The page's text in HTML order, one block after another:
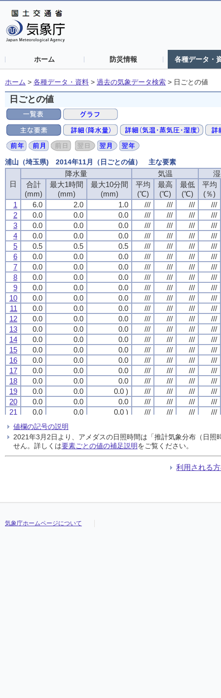
ホーム 防災情報 各種データ・
ホーム > 各種データ・資料 > 過去の気象データ検索 > 日ごとの値
日ごとの値
浦山（埼玉県) 2014年11月（日ごとの値） 主な要素
日
降水量 気温
合計
(mm)
最大1時間
(mm)
最大10分間
(mm)
平均
(℃)
最高
(℃)
最低
(℃)
平均
(％)
1
6.0 2.0 1.0 /// /// ///
///
2
0.0 0.0 0.0 /// /// ///
///
3
0.0 0.0 0.0 /// /// ///
///
4
0.0 0.0 0.0 /// /// ///
///
5
0.5 0.5 0.5 /// /// ///
///
6
0.0 0.0 0.0 /// /// ///
///
7
0.0 0.0 0.0 /// /// ///
///
8
0.0 0.0 0.0 /// /// ///
///
9
0.0 0.0 0.0 /// /// ///
///
10
0.0 0.0 0.0 /// /// ///
///
11
0.0 0.0 0.0 /// /// ///
///
12
0.0 0.0 0.0 /// /// ///
///
13
0.0 0.0 0.0 /// /// ///
///
14
0.0 0.0 0.0 /// /// ///
///
15
0.0 0.0 0.0 /// /// ///
///
16
0.0 0.0 0.0 /// /// ///
///
17
0.0 0.0 0.0 /// /// ///
///
18
0.0 0.0 0.0 /// /// ///
///
19
0.0 0.0 0.0 ) /// /// ///
///
20
0.0 0.0 0.0 /// /// ///
///
21
0.0 0.0 0.0 ) /// /// ///
///
22
0.0
23
0.0 0.0 0.0 /// /// ///
///
24
0.0 0.0 0.0 /// /// ///
///
///
///
30
0.5 0.5 0.5 /// /// /// ///
日
降水量 気温
合計
(mm)
最大1時間
(mm)
最大10分間
(mm)
平均
(℃)
最高
(℃)
最低
(℃)
平均
(％)
1
6.0 2.0 1.0 /// /// ///
///
2
0.0 0.0 0.0 /// /// ///
///
3
0.0 0.0 0.0 /// /// ///
///
4
0.0 0.0 0.0 /// /// ///
///
5
0.5 0.5 0.5 /// /// ///
///
6
0.0 0.0 0.0 /// /// ///
///
7
0.0 0.0 0.0 /// /// ///
///
8
0.0 0.0 0.0 /// /// ///
///
9
0.0 0.0 0.0 /// /// ///
///
10
0.0 0.0 0.0 /// /// ///
///
11
0.0 0.0 0.0 /// /// ///
///
12
0.0 0.0 0.0 /// /// ///
///
13
0.0 0.0 0.0 /// /// ///
///
14
0.0 0.0 0.0 /// /// ///
///
15
0.0 0.0 0.0 /// /// ///
///
16
0.0 0.0 0.0 /// /// ///
///
17
0.0 0.0 0.0 /// /// ///
///
18
0.0 0.0 0.0 /// /// ///
///
19
0.0 0.0 0.0 ) /// /// ///
///
20
0.0 0.0 0.0 /// /// ///
///
21
0.0 0.0 0.0 ) /// /// ///
///
22
0.0
23
0.0 0.0 0.0 /// /// ///
///
24
0.0 0.0 0.0 /// /// ///
///
///
///
30
0.5 0.5 0.5 /// /// /// ///
日
降水量 気温
合計
(mm)
最大1時間
(mm)
最大10分間
(mm)
平均
(℃)
最高
(℃)
最低
(℃)
平均
(％)
1
6.0 2.0 1.0 /// /// ///
///
2
0.0 0.0 0.0 /// /// ///
///
3
0.0 0.0 0.0 /// /// ///
///
4
0.0 0.0 0.0 /// /// ///
///
5
0.5 0.5 0.5 /// /// ///
///
6
0.0 0.0 0.0 /// /// ///
///
7
0.0 0.0 0.0 /// /// ///
///
8
0.0 0.0 0.0 /// /// ///
///
9
0.0 0.0 0.0 /// /// ///
///
10
0.0 0.0 0.0 /// /// ///
///
11
0.0 0.0 0.0 /// /// ///
///
12
0.0 0.0 0.0 /// /// ///
///
13
0.0 0.0 0.0 /// /// ///
///
14
0.0 0.0 0.0 /// /// ///
///
15
0.0 0.0 0.0 /// /// ///
///
16
0.0 0.0 0.0 /// /// ///
///
17
0.0 0.0 0.0 /// /// ///
///
18
0.0 0.0 0.0 /// /// ///
///
19
0.0 0.0 0.0 ) /// /// ///
///
20
0.0 0.0 0.0 /// /// ///
///
21
0.0 0.0 0.0 ) /// /// ///
///
22
0.0
23
0.0 0.0 0.0 /// /// ///
///
24
0.0 0.0 0.0 /// /// ///
///
///
///
30
0.5 0.5 0.5 /// /// /// ///
日
降水量 気温
合計
(mm)
最大1時間
(mm)
最大10分間
(mm)
平均
(℃)
最高
(℃)
最低
(℃)
平均
(％)
1
6.0 2.0 1.0 /// /// ///
///
2
0.0 0.0 0.0 /// /// ///
///
3
0.0 0.0 0.0 /// /// ///
///
4
0.0 0.0 0.0 /// /// ///
///
5
0.5 0.5 0.5 /// /// ///
///
6
0.0 0.0 0.0 /// /// ///
///
7
0.0 0.0 0.0 /// /// ///
///
8
0.0 0.0 0.0 /// /// ///
///
9
0.0 0.0 0.0 /// /// ///
///
10
0.0 0.0 0.0 /// /// ///
///
11
0.0 0.0 0.0 /// /// ///
///
12
0.0 0.0 0.0 /// /// ///
///
13
0.0 0.0 0.0 /// /// ///
///
14
0.0 0.0 0.0 /// /// ///
///
15
0.0 0.0 0.0 /// /// ///
///
16
0.0 0.0 0.0 /// /// ///
///
17
0.0 0.0 0.0 /// /// ///
///
18
0.0 0.0 0.0 /// /// ///
///
19
0.0 0.0 0.0 ) /// /// ///
///
20
0.0 0.0 0.0 /// /// ///
///
21
0.0 0.0 0.0 ) /// /// ///
///
22
0.0
23
0.0 0.0 0.0 /// /// ///
///
24
0.0 0.0 0.0 /// /// ///
///
///
///
30
0.5 0.5 0.5 /// /// /// ///
値欄の記号の説明
2021年3月2日より、アメダスの日照時間は「推計気象分布（日
せん。詳しくは要素ごとの値の補足説明をご覧ください。
利用される
気象庁ホームページについて